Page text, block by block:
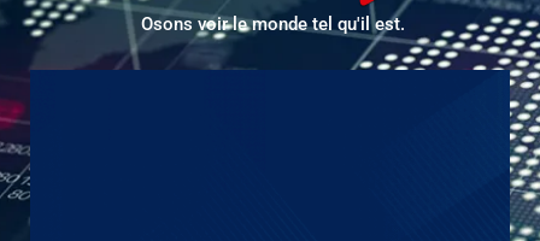
Osons voir le monde tel qu'il est.